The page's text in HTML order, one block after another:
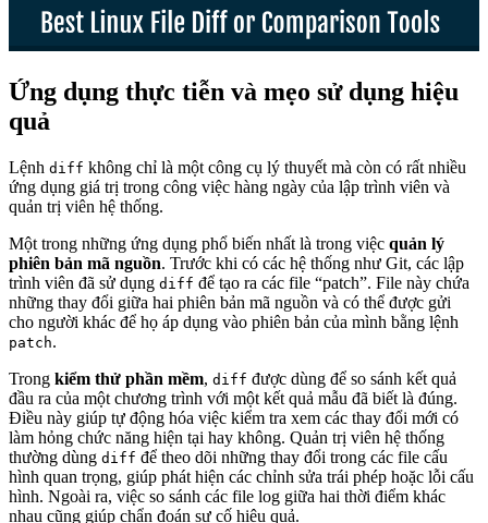
Ứng dụng thực tiễn và mẹo sử dụng hiệu
quả
Lệnh diff không chỉ là một công cụ lý thuyết mà còn có rất nhiều
ứng dụng giá trị trong công việc hàng ngày của lập trình viên và
quản trị viên hệ thống.
Một trong những ứng dụng phổ biến nhất là trong việc quản lý
phiên bản mã nguồn. Trước khi có các hệ thống như Git, các lập
trình viên đã sử dụng diff để tạo ra các file “patch”. File này chứa
những thay đổi giữa hai phiên bản mã nguồn và có thể được gửi
cho người khác để họ áp dụng vào phiên bản của mình bằng lệnh
patch.
Trong kiểm thử phần mềm, diff được dùng để so sánh kết quả
đầu ra của một chương trình với một kết quả mẫu đã biết là đúng.
Điều này giúp tự động hóa việc kiểm tra xem các thay đổi mới có
làm hỏng chức năng hiện tại hay không. Quản trị viên hệ thống
thường dùng diff để theo dõi những thay đổi trong các file cấu
hình quan trọng, giúp phát hiện các chỉnh sửa trái phép hoặc lỗi cấu
hình. Ngoài ra, việc so sánh các file log giữa hai thời điểm khác
nhau cũng giúp chẩn đoán sự cố hiệu quả.